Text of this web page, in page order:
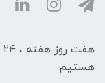
هستیم